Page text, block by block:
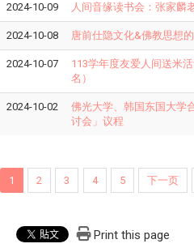
2024-10-09 人间音缘读书会：张家麟
2024-10-08 唐前仕隐文化&佛教思想
2024-10-07
113学年度友爱人间送米
名）
2024-10-02
佛光大学、韩国东国大学
讨会」议程
1 2 3 4 5 下一页
Print this page